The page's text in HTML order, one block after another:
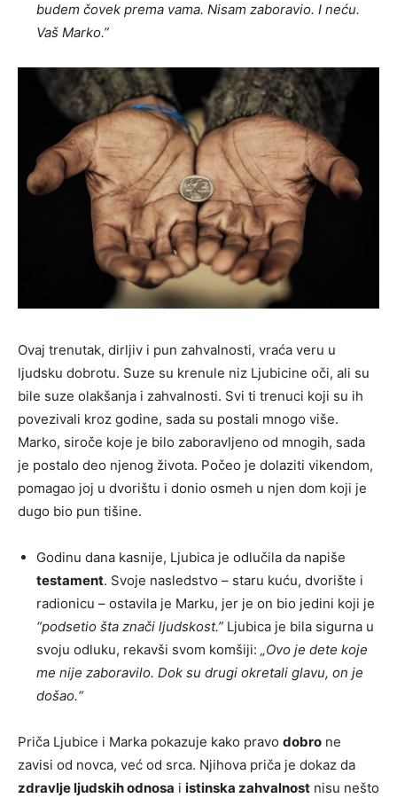
budem čovek prema vama. Nisam zaboravio. I neću.
Vaš Marko.”
Ovaj trenutak, dirljiv i pun zahvalnosti, vraća veru u
ljudsku dobrotu. Suze su krenule niz Ljubicine oči, ali su
bile suze olakšanja i zahvalnosti. Svi ti trenuci koji su ih
povezivali kroz godine, sada su postali mnogo više.
Marko, siroče koje je bilo zaboravljeno od mnogih, sada
je postalo deo njenog života. Počeo je dolaziti vikendom,
pomagao joj u dvorištu i donio osmeh u njen dom koji je
dugo bio pun tišine.
Godinu dana kasnije, Ljubica je odlučila da napiše
testament. Svoje nasledstvo – staru kuću, dvorište i
radionicu – ostavila je Marku, jer je on bio jedini koji je
“podsetio šta znači ljudskost.” Ljubica je bila sigurna u
svoju odluku, rekavši svom komšiji: „Ovo je dete koje
me nije zaboravilo. Dok su drugi okretali glavu, on je
došao.“
Priča Ljubice i Marka pokazuje kako pravo dobro ne
zavisi od novca, već od srca. Njihova priča je dokaz da
zdravlje ljudskih odnosa i istinska zahvalnost nisu nešto